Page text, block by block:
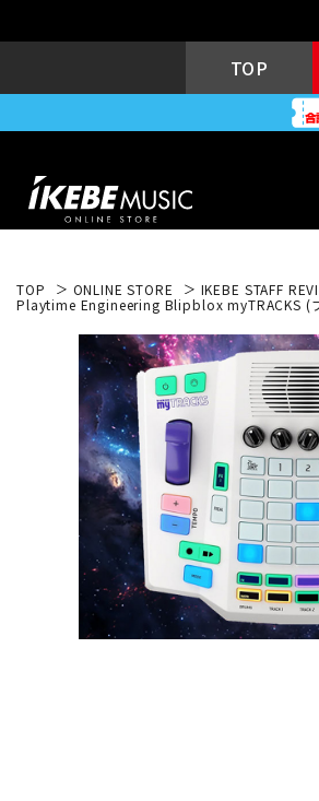
TOP
エレキギター
キーボード
DJ機器
中古
TOP ONLINE STORE
IKEBE STAFF
Playtime Engineering Blipblox myTRACKS (